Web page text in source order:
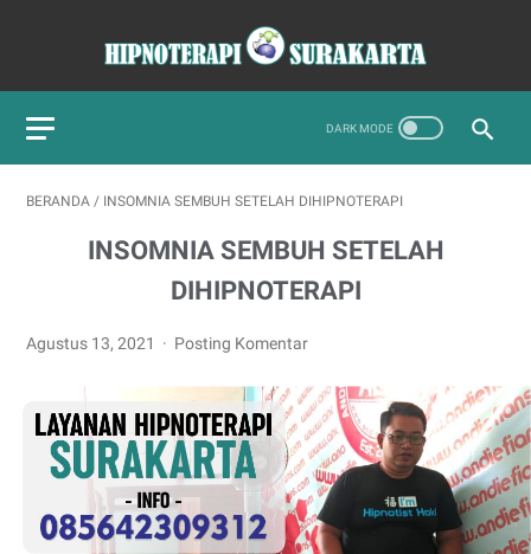
BERANDA / INSOMNIA SEMBUH SETELAH DIHIPNOTERAPI
INSOMNIA SEMBUH SETELAH
DIHIPNOTERAPI
Agustus 13, 2021 Posting Komentar